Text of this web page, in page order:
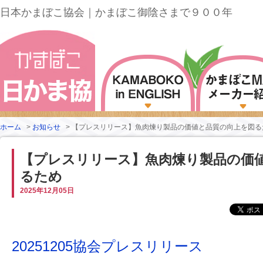
日本かまぼこ協会｜かまぼこ御陰さまで９００年
ホーム > お知らせ > 【プレスリリース】魚肉煉り製品の価値と品質の向上を図
【プレスリリース】魚肉煉り製品の価
るため
2025年12月05日
20251205協会プレスリリース